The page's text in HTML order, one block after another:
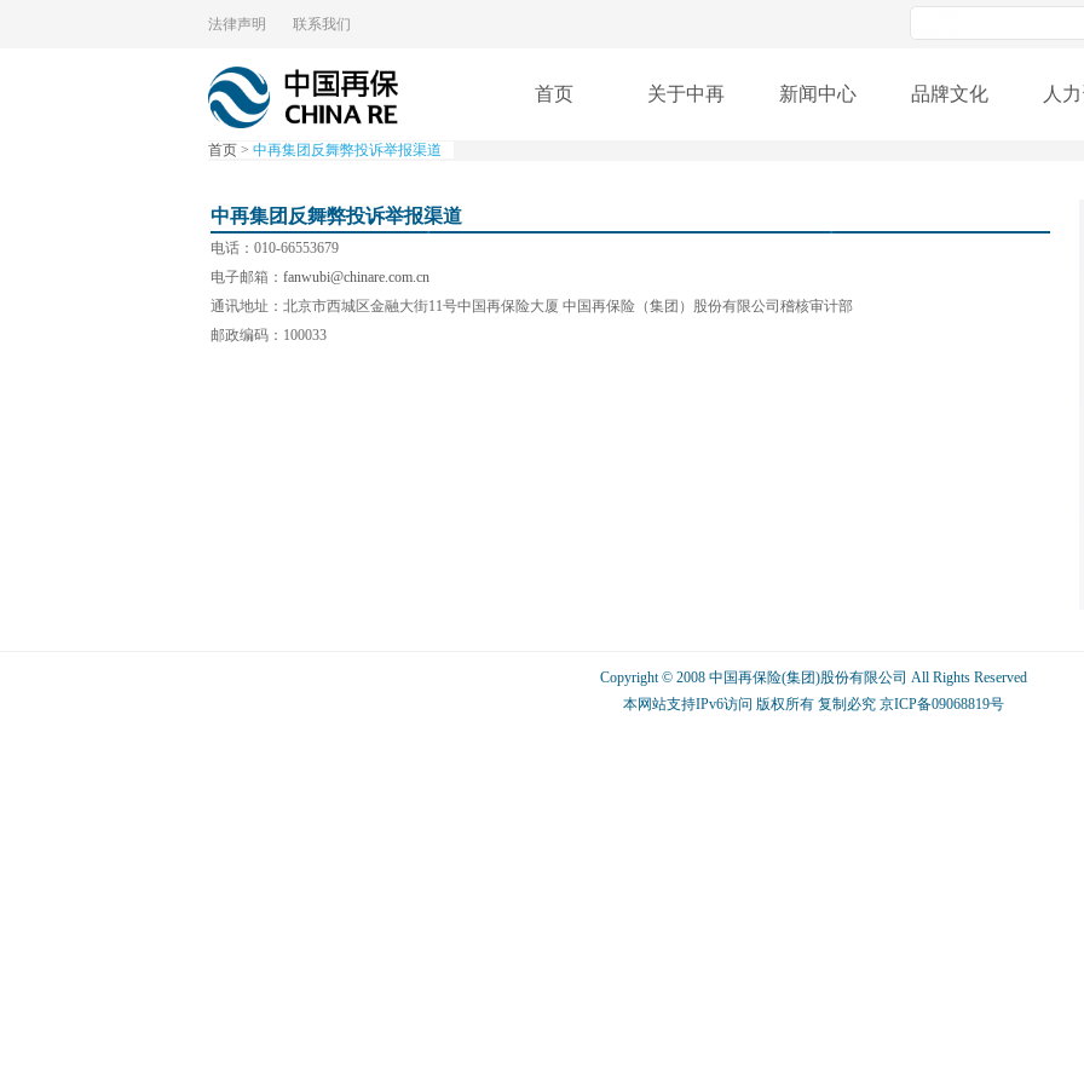
法律声明 联系我们
首页 关于中再 新闻中心 品牌文化 人
首页 > 中再集团反舞弊投诉举报渠道
中再集团反舞弊投诉举报渠道
电话：010-66553679
电子邮箱： fanwubi@chinare.com.cn
通讯地址：北京市西城区金融大街11号中国再保险大厦 中国再保险（集团）股份有限公司稽核审计部
邮政编码：100033
Copyright © 2008 中国再保险(集团)股份有限公司 All Rights Reserved
本网站支持IPv6访问 版权所有 复制必究 京ICP备09068819号